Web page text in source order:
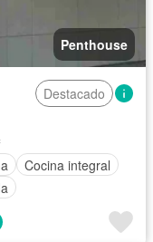
Penthouse
Destacado
Cocina integral